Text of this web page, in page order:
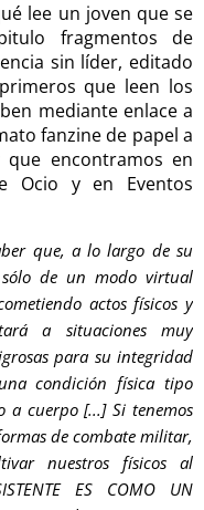
lee un joven que se
fragmentos de
sin líder, editado
que leen los
mediante enlace a
fanzine de papel a
que encontramos en
Ocio y en Eventos
que, a lo largo de su
de un modo virtual
actos físicos y
a situaciones muy
para su integridad
condición física tipo
cuerpo [...] Si tenemos
de combate militar,
nuestros físicos al
ES COMO UN